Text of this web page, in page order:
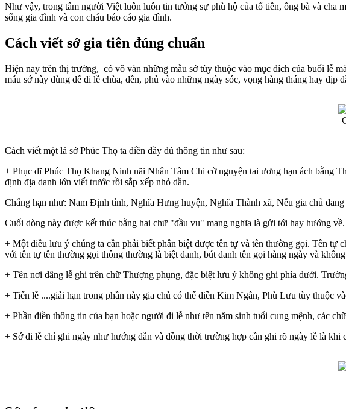
Như vậy, trong tâm người Việt luôn luôn tin tưởng sự phù hộ của tổ tiên, ông bà và cha
sống gia đình và con cháu báo cáo gia đình.
Cách viết sớ gia tiên đúng chuẩn
Hiện nay trên thị trường, có vô vàn những mẫu sớ tùy thuộc vào mục đích của buổi lễ
mẫu sớ này dùng để đi lễ chùa, đền, phủ vào những ngày sóc, vọng hàng tháng hay dịp
Cách viết một lá sớ Phúc Thọ ta điền đầy đủ thông tin như sau:
+ Phục dĩ Phúc Thọ Khang Ninh nãi Nhân Tâm Chi cờ nguyện tai ương hạn ách bằng
định địa danh lớn viết trước rồi sắp xếp nhỏ dần.
Chẳng hạn như: Nam Định tỉnh, Nghĩa Hưng huyện, Nghĩa Thành xã, Nếu gia chủ
Cuối dòng này được kết thúc bằng hai chữ "đầu vu" mang nghĩa là gửi tới hay hướng
+ Một điều lưu ý chúng ta cần phải biết phân biệt được tên tự và tên thường gọi. Tên
với tên tự tên thường gọi thông thường là biệt danh, bút danh tên gọi hàng ngày và
+ Tên nơi dâng lễ ghi trên chữ Thượng phụng, đặc biệt lưu ý không ghi phía dưới.
+ Tiến lễ ....giải hạn trong phần này gia chủ có thể điền Kim Ngân, Phù Lưu tùy thuộc
+ Phần điền thông tin của bạn hoặc người đi lễ như tên năm sinh tuổi cung mệnh, các
+ Sớ đi lễ chỉ ghi ngày như hướng dẫn và đồng thời trường hợp cần ghi rõ ngày lễ là